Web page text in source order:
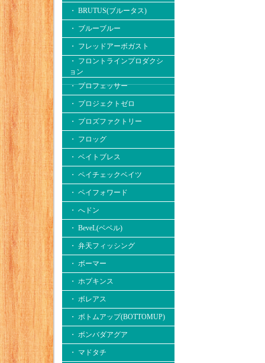
・ BRUTUS(ブルータス)
・ ブルーブルー
・ フレッドアーボガスト
・ フロントラインプロダクシ
ョン
・ プロフェッサー
・ プロジェクトゼロ
・ プロズファクトリー
・ フロッグ
・ ベイトブレス
・ ペイチェックベイツ
・ ペイフォワード
・ へドン
・ BeveL(ベベル)
・ 弁天フィッシング
・ ボーマー
・ ホプキンス
・ ボレアス
・ ボトムアップ(BOTTOMUP)
・ ボンバダアグア
・ マドタチ